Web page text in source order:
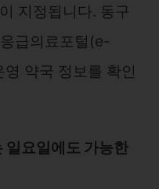
지정됩니다. 동구
급의료포털(e-
약국 정보를 확인
일요일에도 가능한